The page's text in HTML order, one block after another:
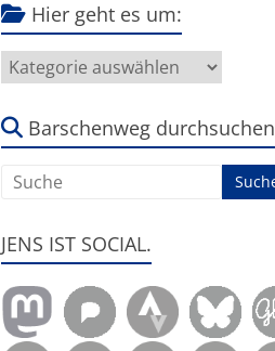
Hier geht es um:
Hier
geht
um:Barschenweg durchsuchen
JENS IST SOCIAL.